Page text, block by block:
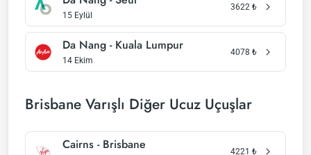
15 Eylül
3622 ₺
Da Nang - Kuala Lumpur
14 Ekim
4078 ₺
Brisbane Varışlı Diğer Ucuz Uçuşlar
Cairns - Brisbane 4221 ₺